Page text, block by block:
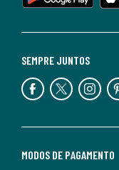
MODOS DE PAGAMENTO
SEMPRE JUNTOS